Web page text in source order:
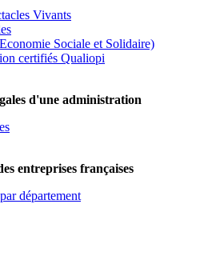
Vivants
Sociale et Solidaire)
certifiés Qualiopi
d'une administration
entreprises françaises
département